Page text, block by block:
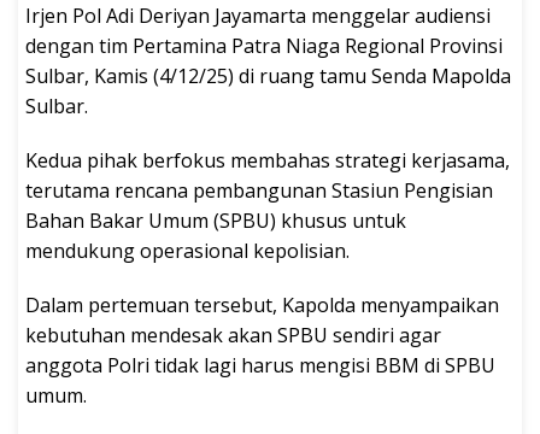
Irjen Pol Adi Deriyan Jayamarta menggelar audiensi
dengan tim Pertamina Patra Niaga Regional Provinsi
Sulbar, Kamis (4/12/25) di ruang tamu Senda Mapolda
Sulbar.
Kedua pihak berfokus membahas strategi kerjasama,
terutama rencana pembangunan Stasiun Pengisian
Bahan Bakar Umum (SPBU) khusus untuk
mendukung operasional kepolisian.
Dalam pertemuan tersebut, Kapolda menyampaikan
kebutuhan mendesak akan SPBU sendiri agar
anggota Polri tidak lagi harus mengisi BBM di SPBU
umum.